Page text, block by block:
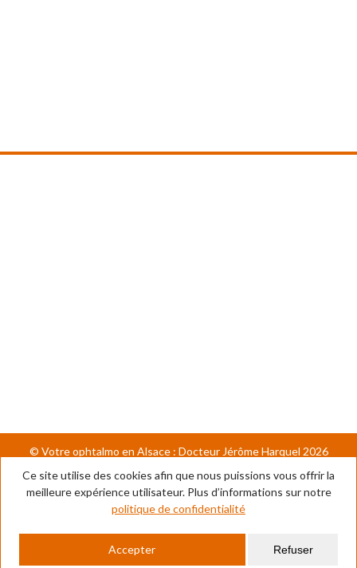
DOCTEUR TARIFS RDV
© Votre ophtalmo en Alsace : Docteur Jérôme Harquel 2026
Politique de confidentialité • Crédit Photos
Ce site utilise des cookies afin que nous puissions vous offrir la
meilleure expérience utilisateur. Plus d’informations sur notre
politique de confidentialité
Accepter Refuser